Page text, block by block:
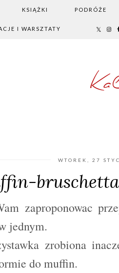
KSIĄŻKI PODRÓŻE
I WARSZTATY
WTOREK, 27
zaproponowac
jednym.
zrobiona
do muffin.